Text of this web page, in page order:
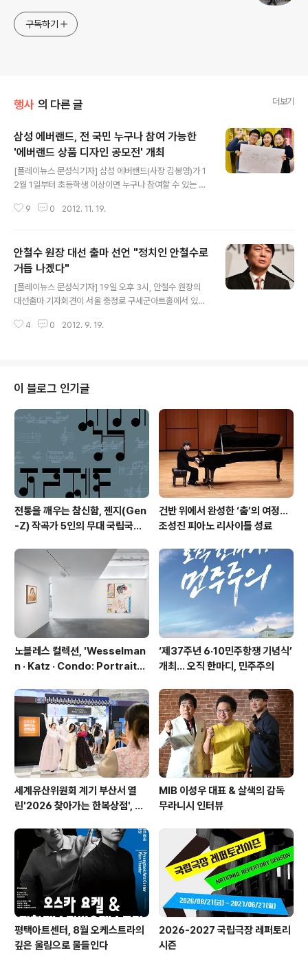
구독하기
행사 의 다른 글 더보기
삼성 에버랜드, 전 국민 누구나 참여 가능한
'에버랜드 상품 디자인 공모전' 개최
[플레이뉴스 문성식기자] 삼성 에버랜드(사장 김봉영)가 1
2월 1일부터 초등학생 이상이면 누구나 참여할 수 있는 을
진행되는 이번 공모전은 '제1회 놀라운 디자인 프로젝트'라
정인 신규 사파리 '로스트 밸리', △에버랜드 축제, △기타
에버랜드 관련 자유주제이며, 어린이부는 일반부 주제를
활용해 에버랜드에서 '평소 갖고 싶었거나 친구에게 선물
하고 싶은 상품'을 주제로 실시한다. 참가 접수는 공모전 홈
페이지(www.ever-design.co.kr) 또는 페이스북(ww
w.facebook.com/witheverland)에서 가능하며, 에버
9 0 2012. 11. 19.
안철수 원장 대선 출마 선언 "정치인 안철수로
거듭 나겠다"
[플레이뉴스 문성식기자] 19일 오후 3시, 안철수 원장의
대선출마 기자회견이 서울 충정로 구세군아트홀에서 있었
부터 정치인 안철수로 거듭난다. 설령 대통령이 되지 못할
원장은 출마선언서 낭독 후 기자들과의 질의답변을 통해
"그간 비공개 행보를 해 온 것은 민주당 경선에 방해가 되
지않기 위함이었고, 또 많은 기자들과 함께 다니면 민생현
장의 목소리들을 제대로 들을 수 없을 것이기에 그렇게 해
왔다. 앞으로는 제 담당 기자들 앞에 공개적인 일정들을 가
져나가겠다"고 말했다. 또한 민주통합당 문..
4 0 2012. 9. 19.
이 블로그 인기글
전통을 깨우는 참신함, 젠지(Gen
-Z) 작곡가 5인의 무대 국립국악
트'
건반 위에서 완성한 ‘춤’의 여정…
조성진 피아노 리사이틀 성료
노블레스 컬렉션, 'Wesselman
n · Katz · Condo: Portraits i
‘제37주년 6·10민주항쟁 기념식’
개최… 오직 한마디, 민주주의
세계유산위원회 계기 부산서 열
린'2026 찾아가는 한복상점', 역
MIB 이성우 대표 & 살색의 감독
무라니시 인터뷰
평택아트센터, 8월 오케스트라의
깊은 울림으로 물들인다
2026-2027 국립극장 레퍼토리
시즌